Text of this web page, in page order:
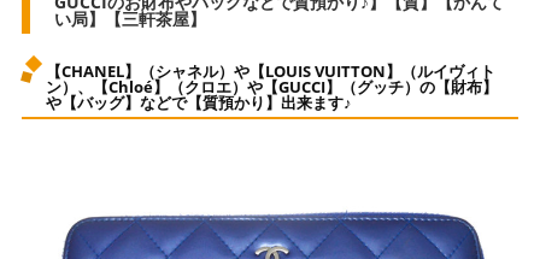
い局】【三軒茶屋】
【CHANEL】（シャネル）や【LOUIS VUITTON】（ルイヴィト
ン）、【Chloé】（クロエ）や【GUCCI】（グッチ）の【財布】
や【バッグ】などで【質預かり】出来ます♪